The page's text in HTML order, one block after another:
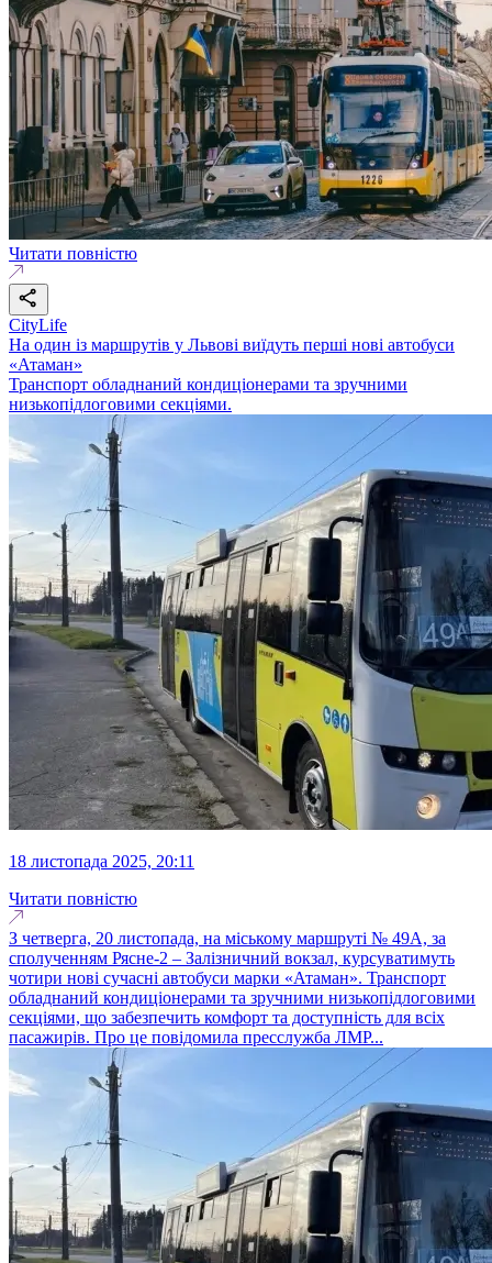
Читати повністю
CityLife
На один із маршрутів у Львові виїдуть перші нові автобуси
«Атаман»
Транспорт обладнаний кондиціонерами та зручними
низькопідлоговими секціями.
18 листопада 2025, 20:11
Читати повністю
З четверга, 20 листопада, на міському маршруті № 49А, за
сполученням Рясне‑2 – Залізничний вокзал, курсуватимуть
чотири нові сучасні автобуси марки «Атаман». Транспорт
обладнаний кондиціонерами та зручними низькопідлоговими
секціями, що забезпечить комфорт та доступність для всіх
пасажирів. Про це повідомила пресслужба ЛМР...